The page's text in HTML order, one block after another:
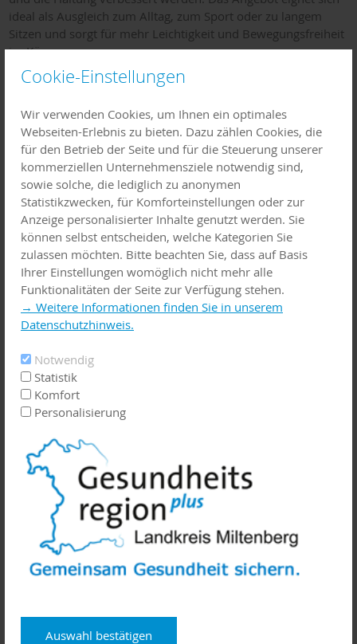
Cookie-Einstellungen
Wir verwenden Cookies, um Ihnen ein optimales
Webseiten-Erlebnis zu bieten. Dazu zählen Cookies, die
für den Betrieb der Seite und für die Steuerung unserer
kommerziellen Unternehmensziele notwendig sind,
sowie solche, die lediglich zu anonymen
Statistikzwecken, für Komforteinstellungen oder zur
Anzeige personalisierter Inhalte genutzt werden. Sie
können selbst entscheiden, welche Kategorien Sie
zulassen möchten. Bitte beachten Sie, dass auf Basis
Ihrer Einstellungen womöglich nicht mehr alle
Funktionalitäten der Seite zur Verfügung stehen.
→ Weitere Informationen finden Sie in unserem
Datenschutzhinweis.
Notwendig
Statistik
Komfort
Personalisierung
Auswahl bestätigen
ideal als Ausgleich zum Alltag, zum Sport oder zu langem
Sitzen und sorgt für mehr Leichtigkeit und Bewegungsfreiheit
im Körper.
Das Angebot richtet sich an alle Altersgruppen sowie sowohl
Die Termine finden vom 07.07.2026 bis 11.08.2026 jeweils
dienstags von 19:00 bis 20:00 Uhr statt. Treffpunkt ist der
Alte Sportplatz am Jugendtreff, 63939 Wörth am Main.
Geleitet wird der Kurs von Monika Markert, Übungsleiterin im
Bereich Sport in der Prävention.
Die Teilnahme ist kostenfrei und ohne Anmeldung möglich –
einfach vorbeikommen und mitmachen. Benötigt wird
lediglich eine Sportmatte.